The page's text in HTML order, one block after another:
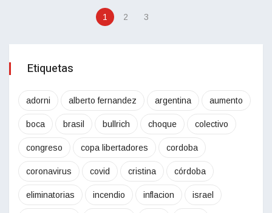
1 2 3
Etiquetas
adorni alberto fernandez argentina aumento
boca brasil bullrich choque colectivo
congreso copa libertadores cordoba
coronavirus covid cristina córdoba
eliminatorias incendio inflacion israel